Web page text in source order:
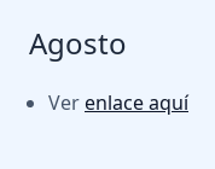
Agosto
Verenlace aquí